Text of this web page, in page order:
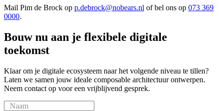
Mail Pim de Brock op p.debrock@nobears.nl of bel ons op 073 369
0000.
Bouw nu aan je flexibele digitale
toekomst
Klaar om je digitale ecosysteem naar het volgende niveau te tillen?
Laten we samen jouw ideale composable architectuur ontwerpen.
Neem contact op voor een vrijblijvend gesprek.
Naam